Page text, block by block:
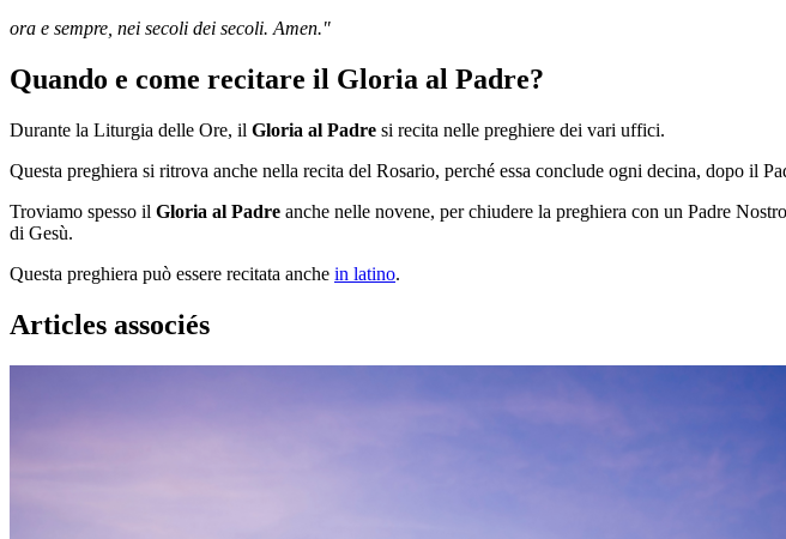
ora e sempre, nei secoli dei secoli. Amen."
Quando e come recitare il Gloria al Padre?
Durante la Liturgia delle Ore, il Gloria al Padre si recita nelle preghiere dei vari uffici.
Questa preghiera si ritrova anche nella recita del Rosario, perché essa conclude ogni decina, dopo il
Troviamo spesso il Gloria al Padre anche nelle novene, per chiudere la preghiera con un Padre
di Gesù.
Questa preghiera può essere recitata anche in latino.
Articles associés